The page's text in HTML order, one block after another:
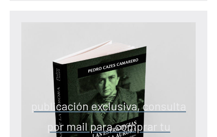
publicación exclusiva, consulta
por mail para comprar tu